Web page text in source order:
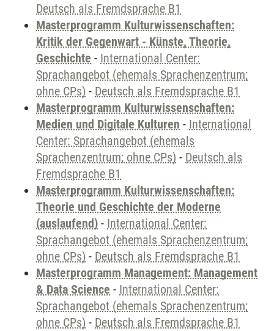
Deutsch als Fremdsprache B1
Masterprogramm Kulturwissenschaften:
Kritik der Gegenwart - Künste, Theorie,
Geschichte - International Center:
Sprachangebot (ehemals Sprachenzentrum;
ohne CPs) - Deutsch als Fremdsprache B1
Masterprogramm Kulturwissenschaften:
Medien und Digitale Kulturen - International
Center: Sprachangebot (ehemals
Sprachenzentrum; ohne CPs) - Deutsch als
Fremdsprache B1
Masterprogramm Kulturwissenschaften:
Theorie und Geschichte der Moderne
(auslaufend) - International Center:
Sprachangebot (ehemals Sprachenzentrum;
ohne CPs) - Deutsch als Fremdsprache B1
Masterprogramm Management: Management
& Data Science - International Center:
Sprachangebot (ehemals Sprachenzentrum;
ohne CPs) - Deutsch als Fremdsprache B1